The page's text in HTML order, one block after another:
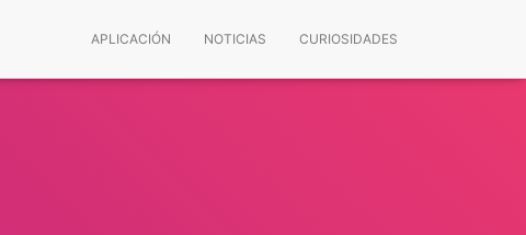
APLICACIÓN NOTICIAS CURIOSIDADES